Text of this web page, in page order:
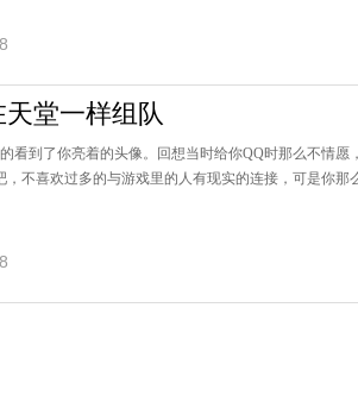
堂一样组队
看到了你亮着的头像。回想当时给你QQ时那么不情
，不喜欢过多的与游戏里的人有现实的连接，可是你那